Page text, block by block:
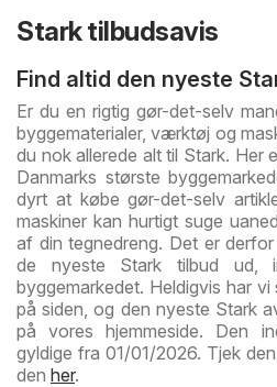
Stark tilbudsavis
Find altid den nyeste
Er du en rigtig gør-det-selv
byggematerialer, værktøj og
du nok allerede alt til Stark. Her
Danmarks største
dyrt at købe gør-det-selv
maskiner kan hurtigt suge
af din tegnedreng. Det er
de nyeste Stark tilbud ud,
byggemarkedet. Heldigvis har
på siden, og den nyeste Stark
på vores hjemmeside. Den
gyldige fra 01/01/2026. Tjek
den her.